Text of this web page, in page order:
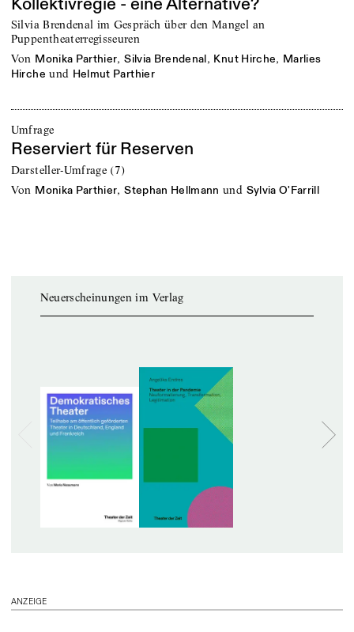
Silvia Brendenal im Gespräch über den Mangel an
Puppentheaterregisseuren
von Monika Parthier,Silvia Brendenal, Knut Hirche, Marlies
Hirche und Helmut Parthier
Umfrage
Reserviert für Reserven
Darsteller-Umfrage (7)
von Monika Parthier,Stephan Hellmann und Sylvia O'Farrill
Neuerscheinungen im Verlag
ANZEIGE